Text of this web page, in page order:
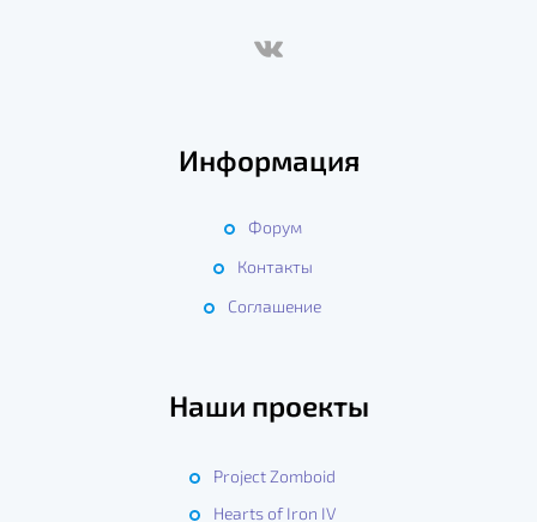
Информация
Форум
Контакты
Соглашение
Наши проекты
Project Zomboid
Hearts of Iron IV